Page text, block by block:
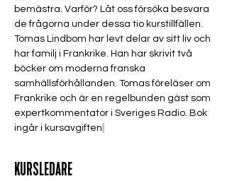
bemästra. Varför? Låt oss försöka besvara
de frågorna under dessa tio kurstillfällen.
Tomas Lindbom har levt delar av sitt liv och
har familj i Frankrike. Han har skrivit två
böcker om moderna franska
samhällsförhållanden. Tomas föreläser om
Frankrike och är en regelbunden gäst som
expertkommentator i Sveriges Radio. Bok
ingår i kursavgiften
KURSLEDARE